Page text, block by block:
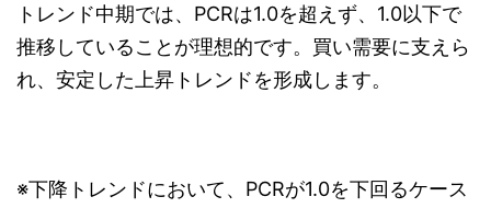
トレンド中期では、PCRは1.0を超えず、1.0以下で
推移していることが理想的です。買い需要に支えら
れ、安定した上昇トレンドを形成します。
※下降トレンドにおいて、PCRが1.0を下回るケース